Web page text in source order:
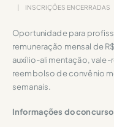
INSCRIÇÕES ENCERRADAS
Oportunidade para
remuneração mensal de
auxílio-alimentação,
reembolso de convênio
semanais.
Informações do